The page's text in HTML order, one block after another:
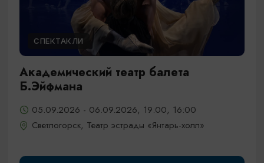
СПЕКТАКЛИ
Академический театр балета
Б.Эйфмана
05.09.2026 - 06.09.2026, 19:00, 16:00
Светлогорск, Театр эстрады «Янтарь-холл»